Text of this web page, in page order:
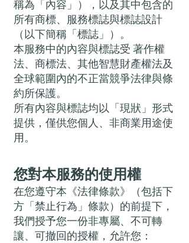
稱為「內容」），以及其中包含的
所有商標、服務標誌與標誌設計
（以下簡稱「標誌」）。
本服務中的內容與標誌受 著作權
法、商標法、其他智慧財產權法及
全球範圍內的不正當競爭法律與條
約所保護。
所有內容與標誌均以「現狀」形式
提供，僅供您個人、非商業用途使
用。
您對本服務的使用權
在您遵守本《法律條款》（包括下
方「禁止行為」條款）的前提下，
我們授予您一份非專屬、不可轉
讓、可撤回的授權，允許您：